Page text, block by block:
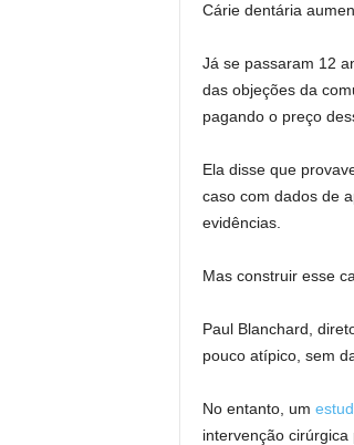
Cárie dentária
Já se passaram 12
das objeções da
pagando o preço
Ela disse que
caso com dados de
evidências.
Mas construir esse
Paul Blanchard,
pouco atípico, sem
No entanto, um
intervenção